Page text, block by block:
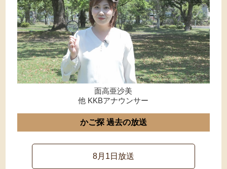
面高亜沙美
他 KKBアナウンサー
かご探 過去の放送
8月1日放送